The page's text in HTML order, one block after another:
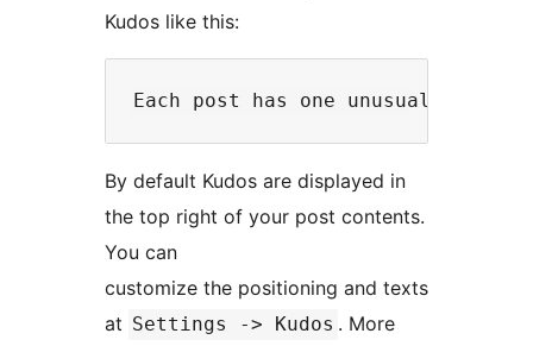
Kudos like this:
By default Kudos are displayed in
the top right of your post contents.
You can
customize the positioning and texts
at Settings -> Kudos . More